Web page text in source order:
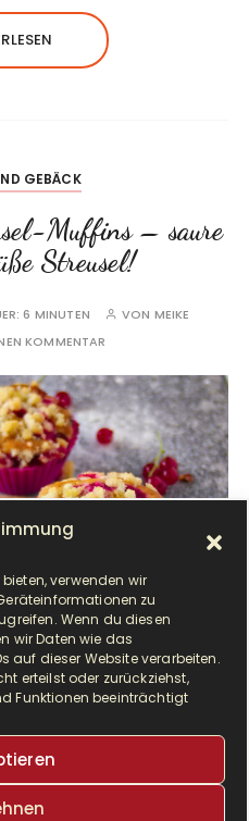
verwenden wir
zu
Wenn du diesen
wir Daten wie das
auf dieser Website verarbeiten.
erteilst oder zurückziehst,
Funktionen beeinträchtigt
GEBÄCK
Muffins – saure
Streusel!
6 MINUTEN VON MEIKE
KOMMENTAR
im Garten meiner
spe sind so langsam reif
werden. Die letzten